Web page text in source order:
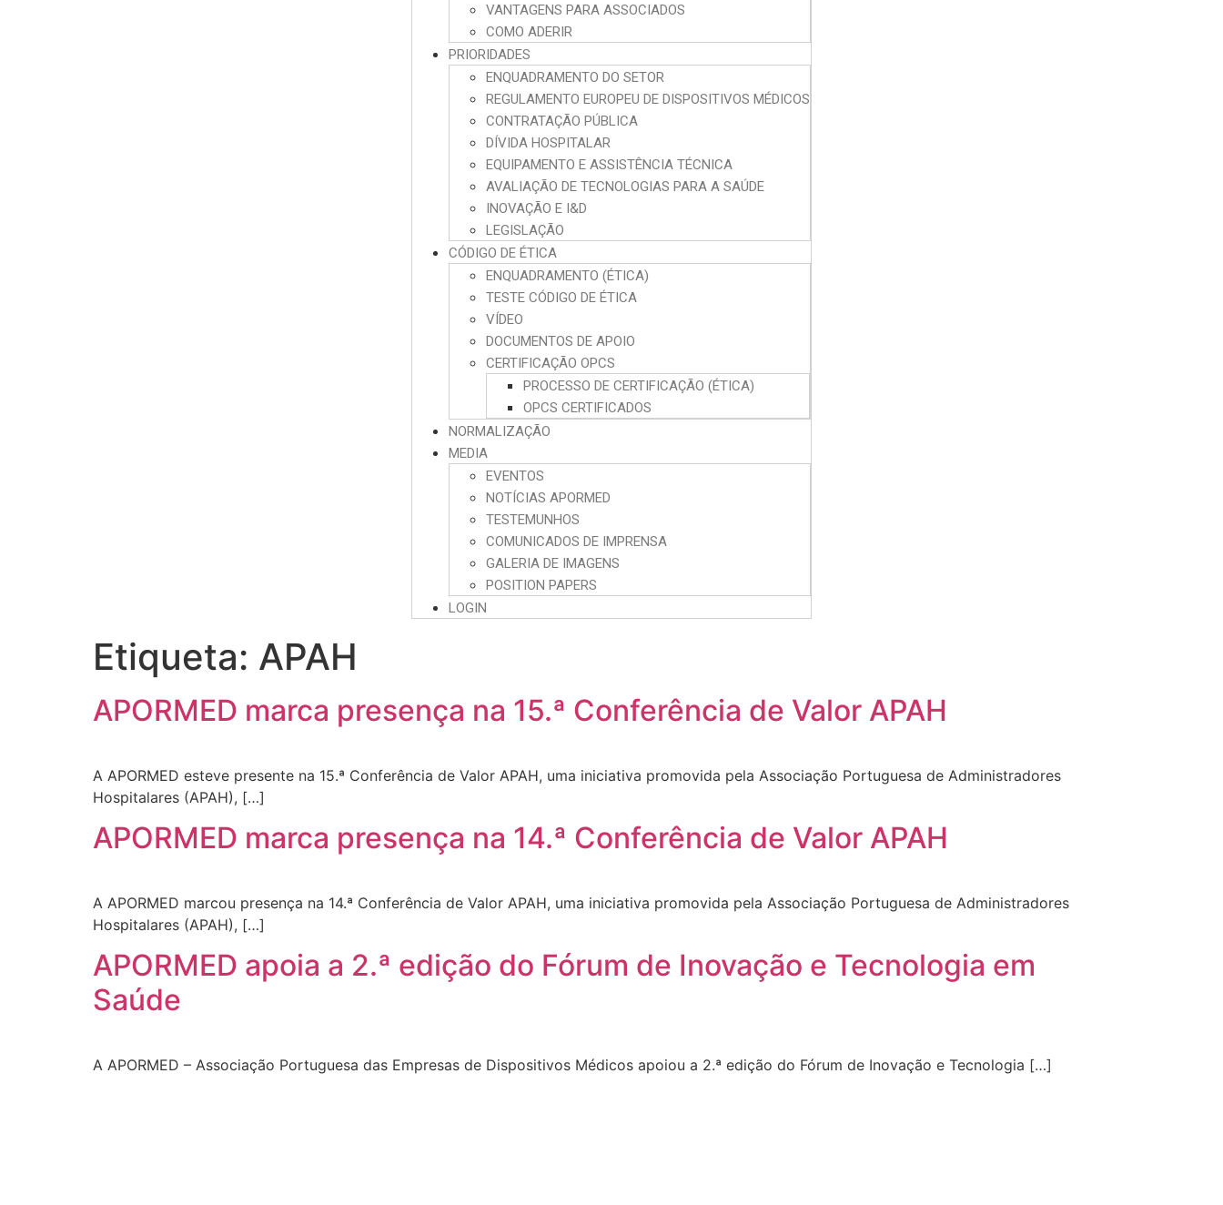
VANTAGENS PARA ASSOCIADOS
COMO ADERIR
PRIORIDADES
ENQUADRAMENTO DO SETOR
REGULAMENTO EUROPEU DE DISPOSITIVOS MÉDICOS
CONTRATAÇÃO PÚBLICA
DÍVIDA HOSPITALAR
EQUIPAMENTO E ASSISTÊNCIA TÉCNICA
AVALIAÇÃO DE TECNOLOGIAS PARA A SAÚDE
INOVAÇÃO E I&D
LEGISLAÇÃO
CÓDIGO DE ÉTICA
ENQUADRAMENTO (ÉTICA)
TESTE CÓDIGO DE ÉTICA
VÍDEO
DOCUMENTOS DE APOIO
CERTIFICAÇÃO OPCS
PROCESSO DE CERTIFICAÇÃO (ÉTICA)
OPCS CERTIFICADOS
NORMALIZAÇÃO
MEDIA
EVENTOS
NOTÍCIAS APORMED
TESTEMUNHOS
COMUNICADOS DE IMPRENSA
GALERIA DE IMAGENS
POSITION PAPERS
LOGIN
Etiqueta: APAH
APORMED marca presença na 15.ª Conferência de Valor APAH
A APORMED esteve presente na 15.ª Conferência de Valor APAH, uma iniciativa promovida pela Associação Portuguesa de Administradores
Hospitalares (APAH), […]
APORMED marca presença na 14.ª Conferência de Valor APAH
A APORMED marcou presença na 14.ª Conferência de Valor APAH, uma iniciativa promovida pela Associação Portuguesa de Administradores
Hospitalares (APAH), […]
APORMED apoia a 2.ª edição do Fórum de Inovação e Tecnologia em
Saúde
A APORMED – Associação Portuguesa das Empresas de Dispositivos Médicos apoiou a 2.ª edição do Fórum de Inovação e Tecnologia […]